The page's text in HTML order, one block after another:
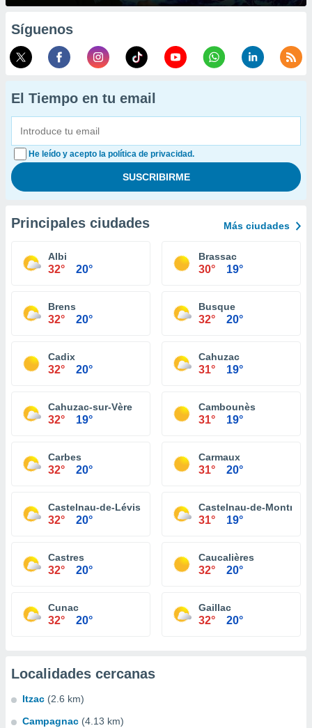
Síguenos
El Tiempo en tu email
He leído y acepto la política de privacidad.
Principales ciudades Más ciudades
Albi
32° 20°
Brassac
30° 19°
Brens
32° 20°
Busque
32° 20°
Cadix
32° 20°
Cahuzac
31° 19°
Cahuzac-sur-Vère
32° 19°
Cambounès
31° 19°
Carbes
32° 20°
Carmaux
31° 20°
Castelnau-de-Lévis
32° 20°
Castelnau-de-Montmiral
31° 19°
Castres
32° 20°
Caucalières
32° 20°
Cunac
32° 20°
Gaillac
32° 20°
Localidades cercanas
Itzac (2.6 km)
Campagnac (4.13 km)